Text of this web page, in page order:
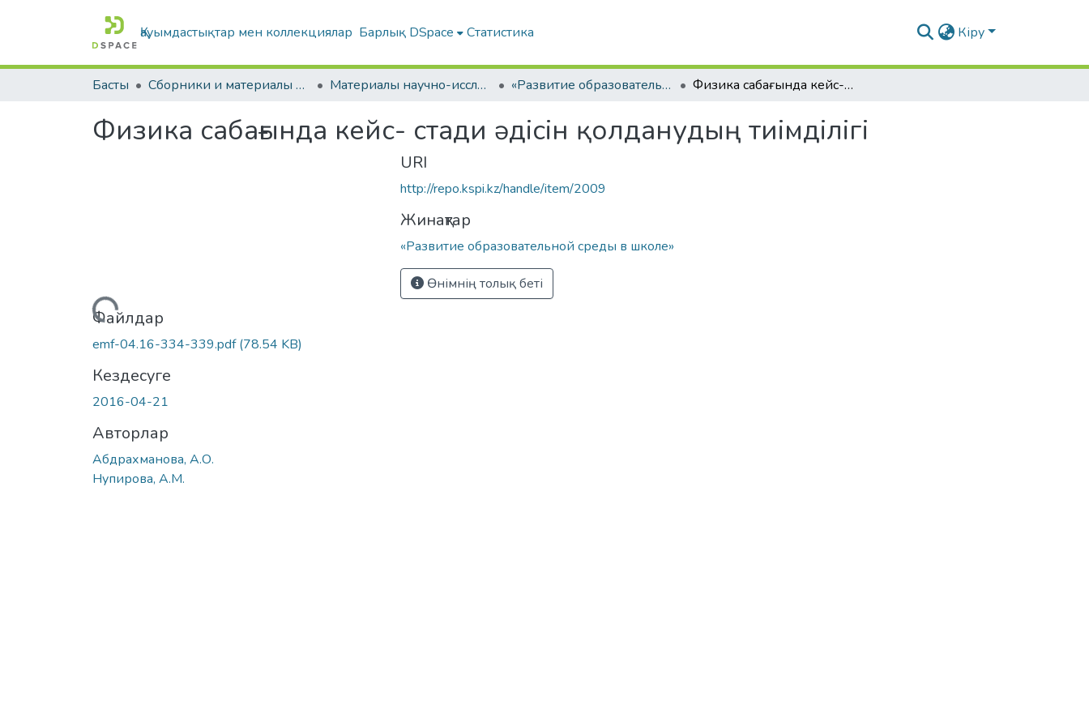
Қауымдастықтар мен коллекциялар Барлық DSpace Статистика Кіру
Басты Сборники и материалы конференций Материалы научно-исследовательской работы студентов «Развитие образовательной среды в школе» Физика сабағында кейс- стади әдісін қолданудың тиімділігі
Физика сабағында кейс- стади әдісін қолданудың тиімділігі
Жүктеу...
Файлдар
emf-04.16-334-339.pdf(78.54 KB)
Кездесуге
2016-04-21
Авторлар
Абдрахманова, А.О.
Нупирова, А.М.
URI
http://repo.kspi.kz/handle/item/2009
Жинақтар
«Развитие образовательной среды в школе»
Өнімнің толық беті